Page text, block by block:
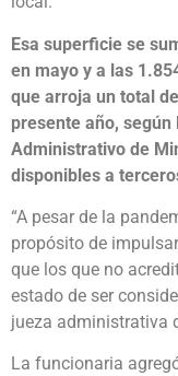
Esa superficie se
en mayo y a las
que arroja un total
presente año,
Administrativo de
disponibles a
“A pesar de la
propósito de
que los que no
estado de ser
jueza administrativa
La funcionaria